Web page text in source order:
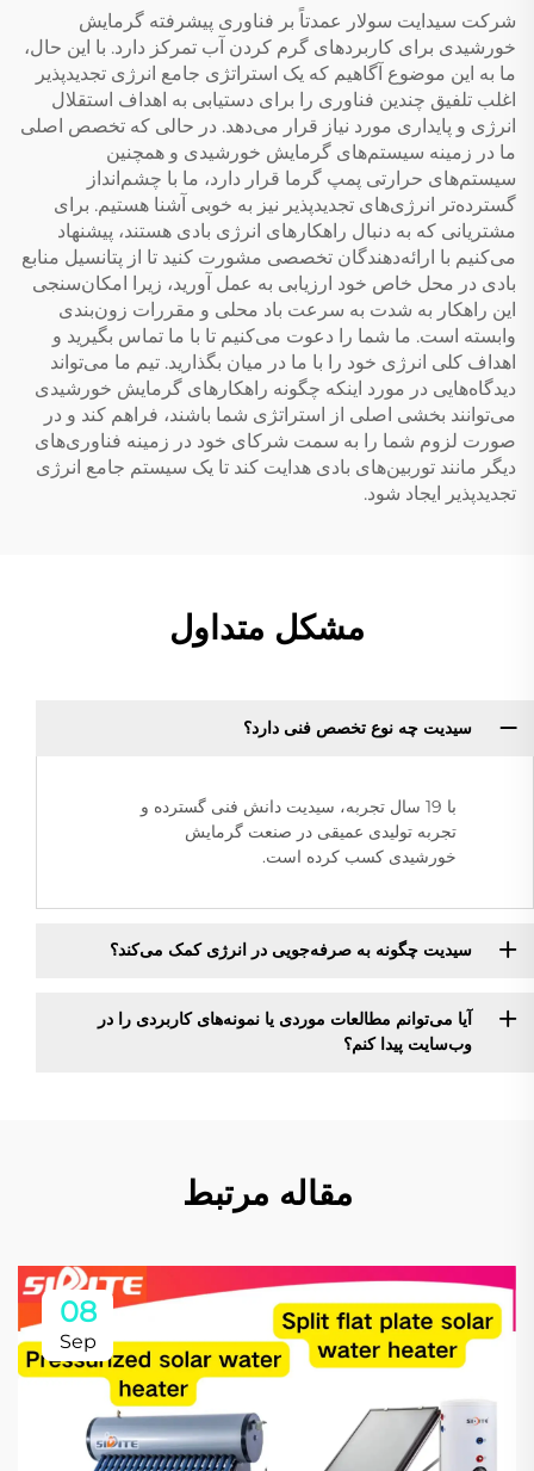
شرکت سیدایت سولار عمدتاً بر فناوری پیشرفته گرمایش
خورشیدی برای کاربردهای گرم کردن آب تمرکز دارد. با این حال،
ما به این موضوع آگاهیم که یک استراتژی جامع انرژی تجدیدپذیر
اغلب تلفیق چندین فناوری را برای دستیابی به اهداف استقلال
انرژی و پایداری مورد نیاز قرار می‌دهد. در حالی که تخصص اصلی
ما در زمینه سیستم‌های گرمایش خورشیدی و همچنین
سیستم‌های حرارتی پمپ گرما قرار دارد، ما با چشم‌انداز
گسترده‌تر انرژی‌های تجدیدپذیر نیز به خوبی آشنا هستیم. برای
مشتریانی که به دنبال راهکارهای انرژی بادی هستند، پیشنهاد
می‌کنیم با ارائه‌دهندگان تخصصی مشورت کنید تا از پتانسیل منابع
بادی در محل خاص خود ارزیابی به عمل آورید، زیرا امکان‌سنجی
این راهکار به شدت به سرعت باد محلی و مقررات زون‌بندی
وابسته است. ما شما را دعوت می‌کنیم تا با ما تماس بگیرید و
اهداف کلی انرژی خود را با ما در میان بگذارید. تیم ما می‌تواند
دیدگاه‌هایی در مورد اینکه چگونه راهکارهای گرمایش خورشیدی
می‌توانند بخشی اصلی از استراتژی شما باشند، فراهم کند و در
صورت لزوم شما را به سمت شرکای خود در زمینه فناوری‌های
دیگر مانند توربین‌های بادی هدایت کند تا یک سیستم جامع انرژی
تجدیدپذیر ایجاد شود.
مشکل متداول
سیدیت چه نوع تخصص فنی دارد؟
با 19 سال تجربه، سیدیت دانش فنی گسترده و
تجربه تولیدی عمیقی در صنعت گرمایش
خورشیدی کسب کرده است.
سیدیت چگونه به صرفه‌جویی در انرژی کمک می‌کند؟
آیا می‌توانم مطالعات موردی یا نمونه‌های کاربردی را در
وب‌سایت پیدا کنم؟
مقاله مرتبط
08
Sep